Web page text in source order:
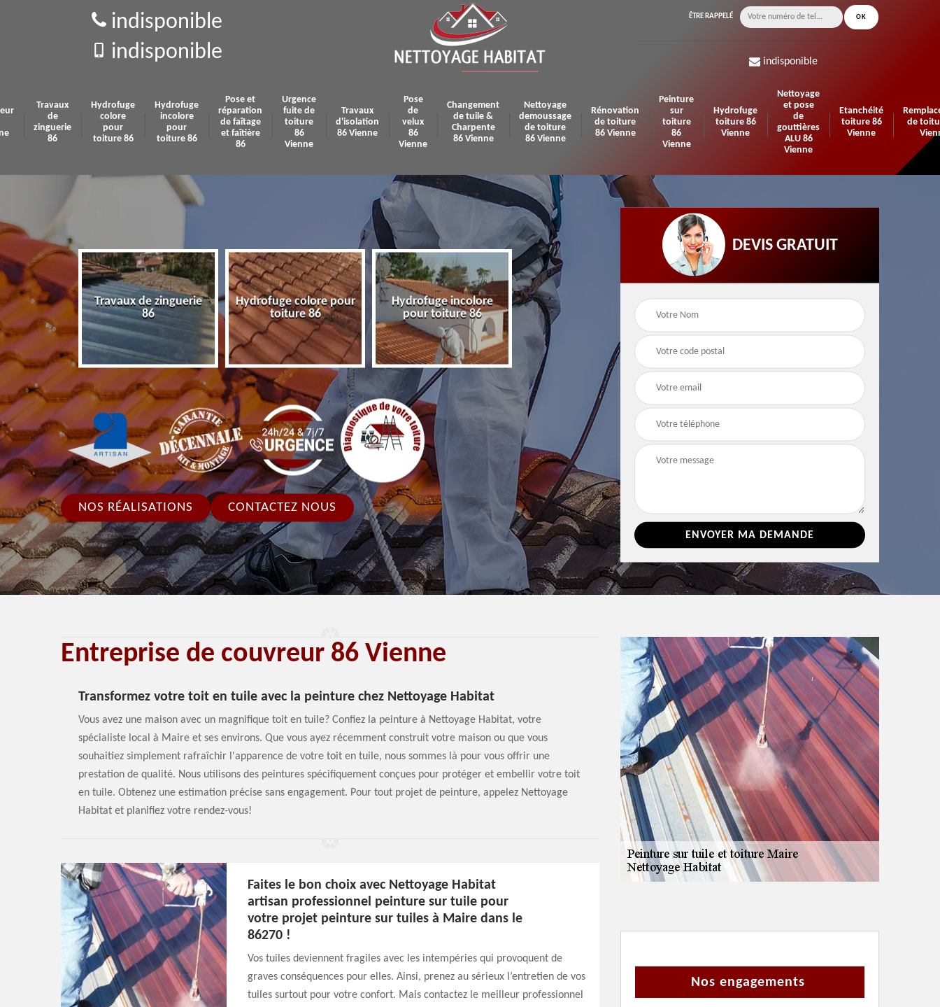
indisponible
indisponible
ÊTRE RAPPELÉ
indisponible
Travaux
de
zinguerie
86
Hydrofuge
colore
pour
toiture 86
Hydrofuge
incolore
pour
toiture 86
Pose et
réparation
de faîtage
et faîtière
86
Urgence
fuite de
toiture
86
Vienne
Travaux
d'isolation
86 Vienne
Pose
de
velux
86
Vienne
Changement
de tuile &
Charpente
86 Vienne
Nettoyage
demoussage
de toiture
86 Vienne
Rénovation
de toiture
86 Vienne
Peinture
sur
toiture
86
Vienne
Hydrofuge
toiture 86
Vienne
Nettoyage
et pose
de
gouttières
ALU 86
Vienne
Etanchéité
toiture 86
Vienne
de
Vienne
Travaux de zinguerie
86
Hydrofuge colore pour
toiture 86
Hydrofuge incolore
pour toiture 86
Pose et réparation de
faîtage et faîtière 86
Urgence fuite de
toiture 86 Vienne
Travaux d'isolation 86
Vienne
NOS RÉALISATIONS CONTACTEZ NOUS
DEVIS GRATUIT
Entreprise de couvreur 86 Vienne
Transformez votre toit en tuile avec la peinture chez Nettoyage Habitat
Vous avez une maison avec un magnifique toit en tuile? Confiez la peinture à Nettoyage Habitat, votre
spécialiste local à Maire et ses environs. Que vous ayez récemment construit votre maison ou que vous
souhaitiez simplement rafraîchir l'apparence de votre toit en tuile, nous sommes là pour vous offrir une
prestation de qualité. Nous utilisons des peintures spécifiquement conçues pour protéger et embellir votre toit
en tuile. Obtenez une estimation précise sans engagement. Pour tout projet de peinture, appelez Nettoyage
Habitat et planifiez votre rendez-vous!
Faites le bon choix avec Nettoyage Habitat
artisan professionnel peinture sur tuile pour
votre projet peinture sur tuiles à Maire dans le
86270 !
Vos tuiles deviennent fragiles avec les intempéries qui provoquent de
graves conséquences pour elles. Ainsi, prenez au sérieux l’entretien de vos
tuiles surtout pour votre confort. Mais contactez le meilleur professionnel
Nos engagements